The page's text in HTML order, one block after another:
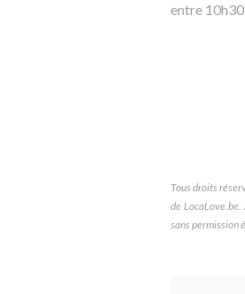
entre
Tous droits
de
sans permission